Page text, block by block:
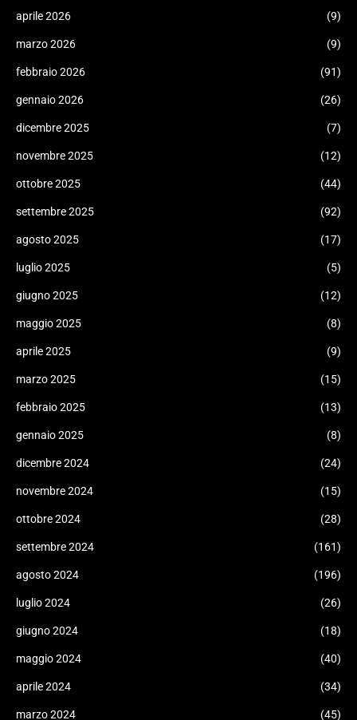
aprile 2026 (9)
marzo 2026 (9)
febbraio 2026 (91)
gennaio 2026 (26)
dicembre 2025 (7)
novembre 2025 (12)
ottobre 2025 (44)
settembre 2025 (92)
agosto 2025 (17)
luglio 2025 (5)
giugno 2025 (12)
maggio 2025 (8)
aprile 2025 (9)
marzo 2025 (15)
febbraio 2025 (13)
gennaio 2025 (8)
dicembre 2024 (24)
novembre 2024 (15)
ottobre 2024 (28)
settembre 2024 (161)
agosto 2024 (196)
luglio 2024 (26)
giugno 2024 (18)
maggio 2024 (40)
aprile 2024 (34)
marzo 2024 (45)